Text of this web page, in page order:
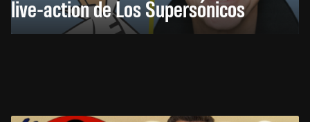
live-action de Los Supersónicos